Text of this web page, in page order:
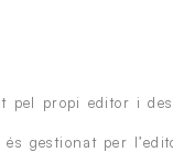
pel propi editor i
és gestionat per